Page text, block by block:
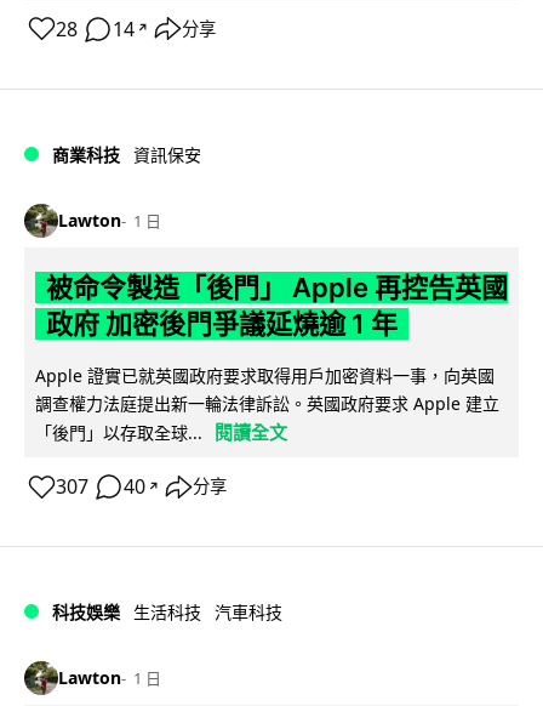
28 14 ↗ 分享
商業科技 資訊保安
Lawton 1 日
被命令製造「後門」 Apple 再控告英國
政府 加密後門爭議延燒逾 1 年
Apple 證實已就英國政府要求取得用戶加密資料一事，向英國
調查權力法庭提出新一輪法律訴訟。英國政府要求 Apple 建立
「後門」以存取全球...
閱讀全文
307 40 ↗ 分享
科技娛樂 生活科技 汽車科技
Lawton 1 日